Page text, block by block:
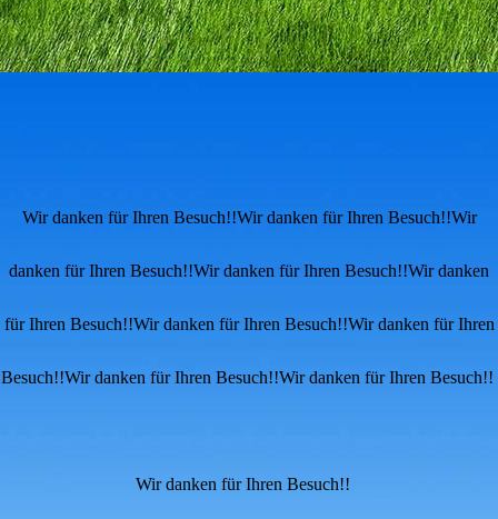
Wir danken für Ihren Besuch!!Wir danken für Ihren Besuch!!Wir
danken für Ihren Besuch!!Wir danken für Ihren Besuch!!Wir danken
für Ihren Besuch!!Wir danken für Ihren Besuch!!Wir danken für Ihren
Besuch!!Wir danken für Ihren Besuch!!Wir danken für Ihren Besuch!!
Wir danken für Ihren Besuch!!